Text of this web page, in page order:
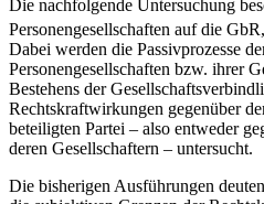
Die nachfolgende Untersuchung
Personengesellschaften auf die
Dabei werden die Passivprozesse
Personengesellschaften bzw. ihrer
Bestehens der
Rechtskraftwirkungen gegenüber
beteiligten Partei –​ also entweder
deren Gesellschaftern –​ untersucht.
Die bisherigen Ausführungen